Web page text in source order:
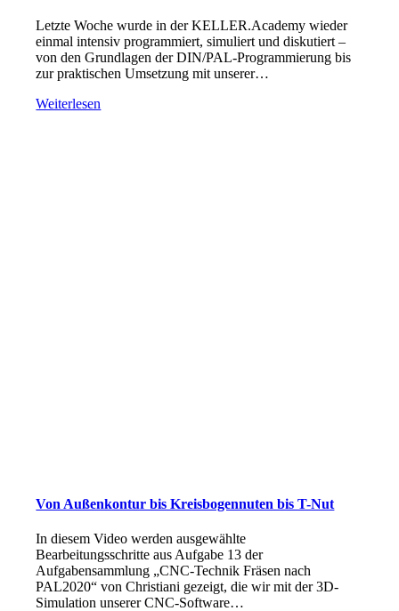
Letzte Woche wurde in der KELLER.Academy wieder
einmal intensiv programmiert, simuliert und diskutiert –
von den Grundlagen der DIN/PAL-Programmierung bis
zur praktischen Umsetzung mit unserer…
Weiterlesen
Von Außenkontur bis Kreisbogennuten bis T-Nut
In diesem Video werden ausgewählte
Bearbeitungsschritte aus Aufgabe 13 der
Aufgabensammlung „CNC-Technik Fräsen nach
PAL2020“ von Christiani gezeigt, die wir mit der 3D-
Simulation unserer CNC-Software…